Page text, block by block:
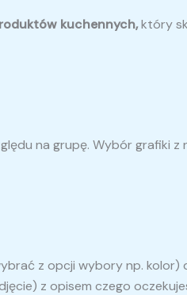
kuchennych,który
na grupę. Wybór grafiki
z opcji wybory np.
z opisem czego